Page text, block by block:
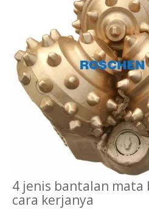
4 jenis bantalan mata
cara kerjanya